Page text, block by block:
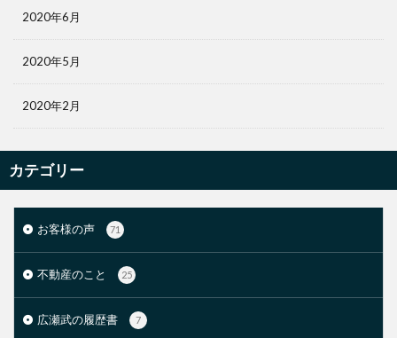
2020年6月
2020年5月
2020年2月
カテゴリー
お客様の声 71
不動産のこと 25
広瀬武の履歴書 7